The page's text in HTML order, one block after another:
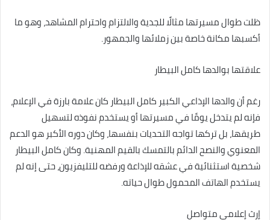
ظلت طوال مسيرتها مثالًا للجدية والالتزام واحترام المشاهد، وهو ما
أكسبها مكانة خاصة بين زملائها والجمهور.
علاقتها بوالدها كامل البيطار
رغم أن والدها الإذاعي الكبير كامل البيطار كان علامة بارزة في الإعلام،
فإنه لم يتدخل يومًا في مسيرتها أو يستخدم نفوذه لتسهيل
طريقها، بل تركها تواجه التحديات بنفسها، وكان دوره الأكبر هو الدعم
المعنوي والنصح الدائم بالتمسك بالقيم المهنية. وكان كامل البيطار
شخصية استثنائية في عشقه للإذاعة ورفضه للتليفزيون، حتى إنه لم
يستخدم الهاتف المحمول طوال حياته.
إرث إعلامي متواصل